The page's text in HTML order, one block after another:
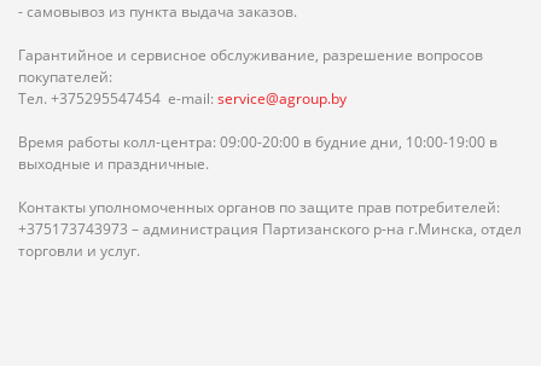
- самовывоз из пункта выдача заказов.
Гарантийное и сервисное обслуживание, разрешение вопросов
покупателей:
Тел. +375295547454 e-mail: service@agroup.by
Время работы колл-центра: 09:00-20:00 в будние дни, 10:00-19:00 в
выходные и праздничные.
Контакты уполномоченных органов по защите прав потребителей:
+375173743973 – администрация Партизанского р-на г.Минска, отдел
торговли и услуг.